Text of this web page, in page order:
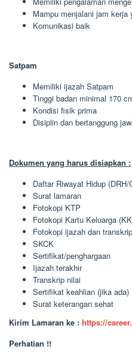
Mampu menjalani jam kerja
Komunikasi baik
Satpam
Memiliki ijazah Satpam
Tinggi badan minimal 170
Kondisi fisik prima
Disiplin dan bertanggung
Dokumen yang harus disiapkan :
Daftar Riwayat Hidup (DRH/
Surat lamaran
Fotokopi KTP
Fotokopi Kartu Keluarga
Fotokopi ijazah dan
SKCK
Sertifikat/penghargaan
Ijazah terakhir
Transkrip nilai
Sertifikat keahlian (jika ada)
Surat keterangan sehat
Kirim Lamaran ke : https://
Perhatian !!